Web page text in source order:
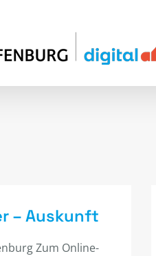
– Auskunft
Zum Online-